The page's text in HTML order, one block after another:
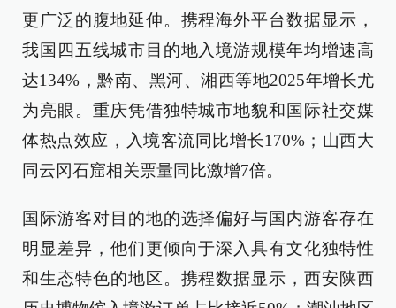
更广泛的腹地延伸。携程海外平台数据显示，
我国四五线城市目的地入境游规模年均增速高
达134%，黔南、黑河、湘西等地2025年增长尤
为亮眼。重庆凭借独特城市地貌和国际社交媒
体热点效应，入境客流同比增长170%；山西大
同云冈石窟相关票量同比激增7倍。
国际游客对目的地的选择偏好与国内游客存在
明显差异，他们更倾向于深入具有文化独特性
和生态特色的地区。携程数据显示，西安陕西